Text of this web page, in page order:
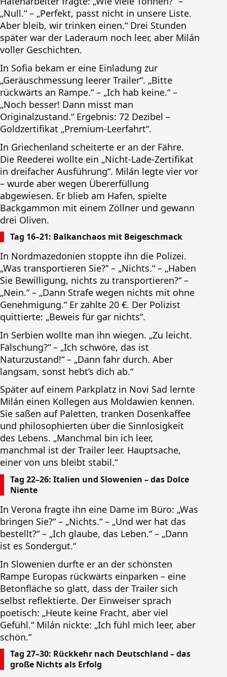
„Null.“ – „Perfekt, passt nicht in unsere Liste.
Aber bleib, wir trinken einen.“ Drei Stunden
später war der Laderaum noch leer, aber Milán
voller Geschichten.
In Sofia bekam er eine Einladung zur
„Geräuschmessung leerer Trailer“. „Bitte
rückwärts an Rampe.“ – „Ich hab keine.“ –
„Noch besser! Dann misst man
Originalzustand.“ Ergebnis: 72 Dezibel –
Goldzertifikat „Premium-Leerfahrt“.
In Griechenland scheiterte er an der Fähre.
Die Reederei wollte ein „Nicht-Lade-Zertifikat
in dreifacher Ausführung“. Milán legte vier vor
– wurde aber wegen Übererfüllung
abgewiesen. Er blieb am Hafen, spielte
Backgammon mit einem Zöllner und gewann
drei Oliven.
Tag 16–21: Balkanchaos mit Beigeschmack
In Nordmazedonien stoppte ihn die Polizei.
„Was transportieren Sie?“ – „Nichts.“ – „Haben
Sie Bewilligung, nichts zu transportieren?“ –
„Nein.“ – „Dann Strafe wegen nichts mit ohne
Genehmigung.“ Er zahlte 20 €. Der Polizist
quittierte: „Beweis für gar nichts“.
In Serbien wollte man ihn wiegen. „Zu leicht.
Fälschung?“ – „Ich schwöre, das ist
Naturzustand!“ – „Dann fahr durch. Aber
langsam, sonst hebt’s dich ab.“
Später auf einem Parkplatz in Novi Sad lernte
Milán einen Kollegen aus Moldawien kennen.
Sie saßen auf Paletten, tranken Dosenkaffee
und philosophierten über die Sinnlosigkeit
des Lebens. „Manchmal bin ich leer,
manchmal ist der Trailer leer. Hauptsache,
einer von uns bleibt stabil.“
Tag 22–26: Italien und Slowenien – das Dolce
Niente
In Verona fragte ihn eine Dame im Büro: „Was
bringen Sie?“ – „Nichts.“ – „Und wer hat das
bestellt?“ – „Ich glaube, das Leben.“ – „Dann
ist es Sondergut.“
In Slowenien durfte er an der schönsten
Rampe Europas rückwärts einparken – eine
Betonfläche so glatt, dass der Trailer sich
selbst reflektierte. Der Einweiser sprach
poetisch: „Heute keine Fracht, aber viel
Gefühl.“ Milán nickte: „Ich fühl mich leer, aber
schön.“
Tag 27–30: Rückkehr nach Deutschland – das
große Nichts als Erfolg